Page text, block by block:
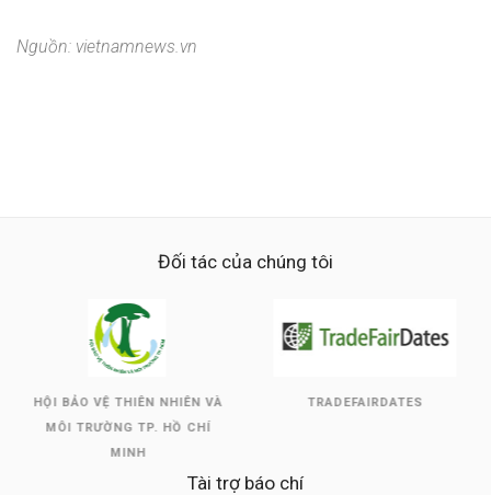
Nguồn: vietnamnews.vn
Đối tác của chúng tôi
HỘI BẢO VỆ THIÊN NHIÊN VÀ
MÔI TRƯỜNG TP. HỒ CHÍ
MINH
TRADEFAIRDATES
Tài trợ báo chí